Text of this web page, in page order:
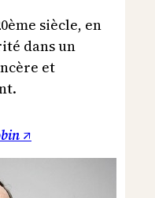
siècle, en
dans un
et
↗